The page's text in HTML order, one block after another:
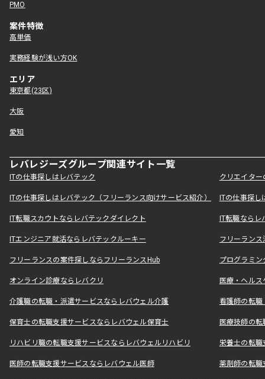
PMO
案件特徴
高単価
実務経験が浅い方OK
エリア
東京都(23区)
大阪
愛知
レバレジーズグループ関連サイト一覧
ITの仕事探しはレバテック クリエイタ
ITの仕事探しはレバテック（フリーランス向けサービス紹介） ITの仕事探
IT転職スカウトならレバテックダイレクト IT転職なら
ITエンジニア就活ならレバテックルーキー フリーラン
フリーランスの案件探しならフリーランスHub プログラミ
オンライン診療ならレバクリ 医療・ヘル
介護職の転職・派遣サービスならレバウェル介護 看護師の転
保育士の転職支援サービスならレバウェル保育士 医療技師の
リハビリ職の転職支援サービスならレバウェルリハビリ 栄養士の転
医師の転職支援サービスならレバウェル医師 薬剤師の転